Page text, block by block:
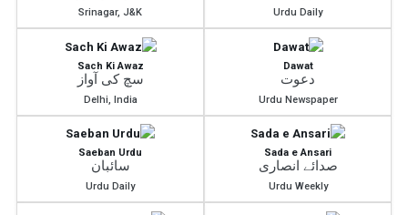
Urdu Daily
Srinagar, J&K
Dawat
دعوت
Urdu Newspaper
Sach Ki Awaz
سچ کی آواز
Delhi, India
Sada e Ansari
صدائے انصاری
Urdu Weekly
Saeban Urdu
سائبان
Urdu Daily